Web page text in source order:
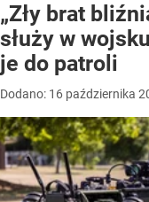
„Zły brat
służy w
je do patroli
Dodano: 16 października